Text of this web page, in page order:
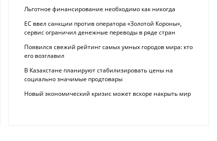
Льготное финансирование необходимо как никогда
ЕС ввел санкции против оператора «Золотой Короны»,
сервис ограничил денежные переводы в ряде стран
Появился свежий рейтинг самых умных городов мира: кто
его возглавил
В Казахстане планируют стабилизировать цены на
социально значимые продтовары
Новый экономический кризис может вскоре накрыть мир